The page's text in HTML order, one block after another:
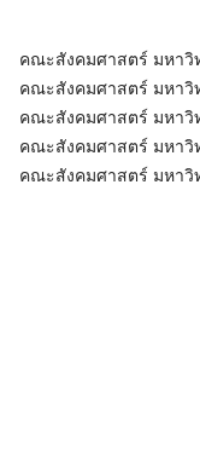
คณะสังคมศาสตร์ มหา
คณะสังคมศาสตร์ มหา
คณะสังคมศาสตร์ มหา
คณะสังคมศาสตร์ มหา
คณะสังคมศาสตร์ มหา